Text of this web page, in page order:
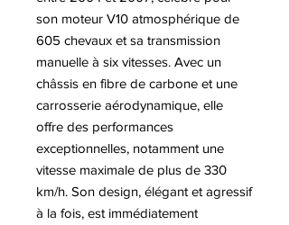
son moteur V10 atmosphérique de
605 chevaux et sa transmission
manuelle à six vitesses. Avec un
châssis en fibre de carbone et une
carrosserie aérodynamique, elle
offre des performances
exceptionnelles, notamment une
vitesse maximale de plus de 330
km/h. Son design, élégant et agressif
à la fois, est immédiatement